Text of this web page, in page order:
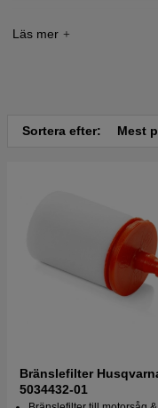
Tryck här för
Tryck här för
Husqvarna 125
Tryck här för
Husqvarna 125
Sortera efter: Mest
Bränslefilter
5034432-01